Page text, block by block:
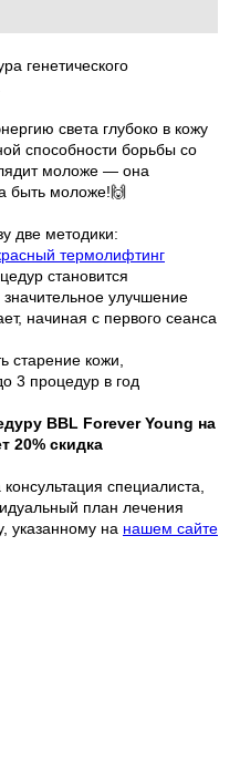
генетического
света глубоко в кожу
способности борьбы со
моложе — она
быть моложе!🙌
две методики:
термолифтинг
становится
улучшение
начиная с первого сеанса
старение кожи,
3 процедур в год
BBL Forever Young на
20% скидка
специалиста,
план лечения
указанному на нашем сайте